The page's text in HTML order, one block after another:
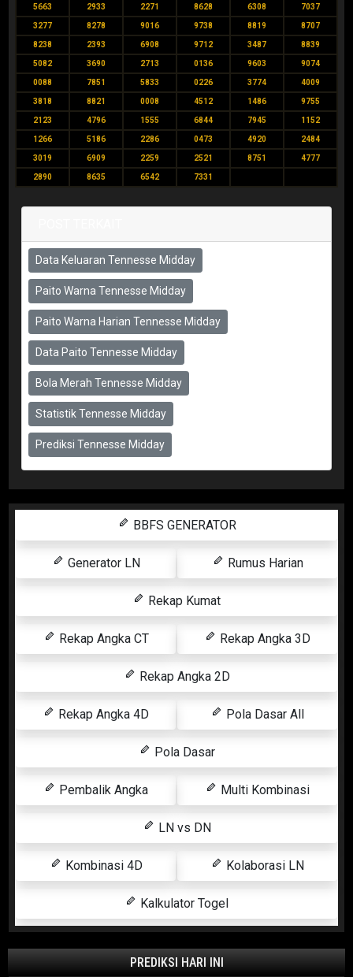
5663 2933 2271 8628 6308 7037
3277 8278 9016 9738 8819 8707
8238 2393 6908 9712 3487 8839
5082 3690 2713 0136 9603 9074
0088 7851 5833 0226 3774 4009
3818 8821 0008 4512 1486 9755
2123 4796 1555 6844 7945 1152
1266 5186 2286 0473 4920 2484
3019 6909 2259 2521 8751 4777
2890 8635 6542 7331
Data Keluaran Tennesse Midday
Paito Warna Tennesse Midday
Paito Warna Harian Tennesse Midday
Data Paito Tennesse Midday
Bola Merah Tennesse Midday
Statistik Tennesse Midday
Prediksi Tennesse Midday
BBFS GENERATOR
Generator LN Rumus Harian
Rekap Kumat
Rekap Angka CT Rekap Angka 3D
Rekap Angka 2D
Rekap Angka 4D Pola Dasar All
Pola Dasar
Pembalik Angka Multi Kombinasi
LN vs DN
Kombinasi 4D Kolaborasi LN
Kalkulator Togel
PREDIKSI HARI INI